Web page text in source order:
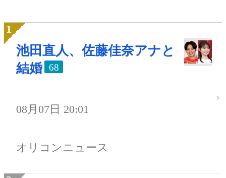
池田直人、佐藤佳奈アナと
結婚
68
08月07日 20:01
オリコンニュース